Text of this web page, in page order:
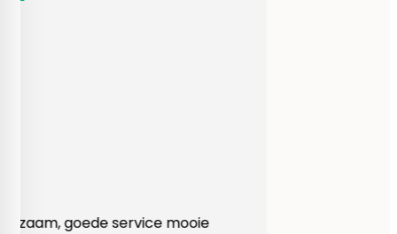
Heel behulpzaam, goede service mooie